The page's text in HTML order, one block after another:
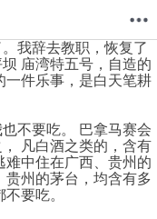
购物车 我的当当
我辞去教职，恢复了
庙湾特五号，自造的
一件乐事，是白天笔耕
不要吃。 巴拿马赛会
凡白酒之类的，含有
难中住在广西、贵州的
贵州的茅台，均含有多
要吃。